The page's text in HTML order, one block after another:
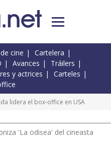
cine
Cartelera
Avances
Tráilers
y actrices
Carteles
lidera el box-office en USA
'La odisea' del cineasta